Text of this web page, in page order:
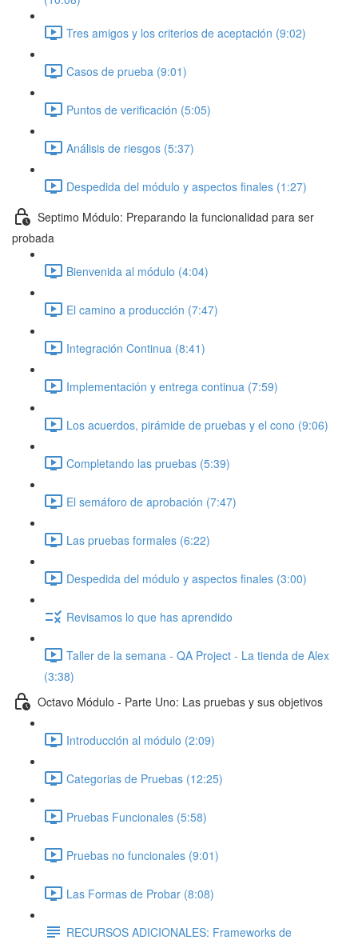
Tres amigos y los criterios de aceptación (9:02)
Casos de prueba (9:01)
Puntos de verificación (5:05)
Análisis de riesgos (5:37)
Despedida del módulo y aspectos finales (1:27)
Septimo Módulo: Preparando la funcionalidad para ser
probada
Bienvenida al módulo (4:04)
El camino a producción (7:47)
Integración Continua (8:41)
Implementación y entrega continua (7:59)
Los acuerdos, pirámide de pruebas y el cono (9:06)
Completando las pruebas (5:39)
El semáforo de aprobación (7:47)
Las pruebas formales (6:22)
Despedida del módulo y aspectos finales (3:00)
Revisamos lo que has aprendido
Taller de la semana - QA Project - La tienda de Alex
(3:38)
Octavo Módulo - Parte Uno: Las pruebas y sus objetivos
Introducción al módulo (2:09)
Categorias de Pruebas (12:25)
Pruebas Funcionales (5:58)
Pruebas no funcionales (9:01)
Las Formas de Probar (8:08)
RECURSOS ADICIONALES: Frameworks de